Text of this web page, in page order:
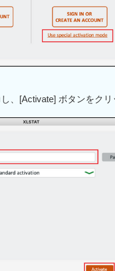
、[Activate] ボタンをクリ